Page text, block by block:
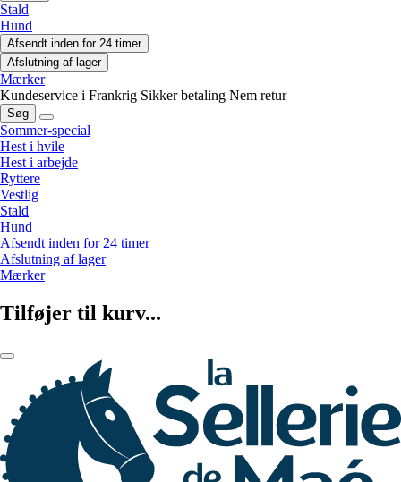
Stald
Hund
Afsendt inden for 24 timer
Afslutning af lager
Mærker
Kundeservice i Frankrig Sikker betaling Nem retur
Søg
Sommer-special
Hest i hvile
Hest i arbejde
Ryttere
Vestlig
Stald
Hund
Afsendt inden for 24 timer
Afslutning af lager
Mærker
Tilføjer til kurv...